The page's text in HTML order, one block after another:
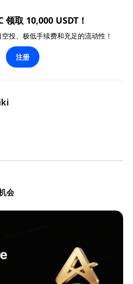
领取 10,000 USDT！
投、极低手续费和充足的流动性！
注册
会